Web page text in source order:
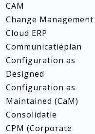
CAM
Change Management
Cloud ERP
Communicatieplan
Configuration as
Designed
Configuration as
Maintained (CaM)
Consolidatie
CPM (Corporate